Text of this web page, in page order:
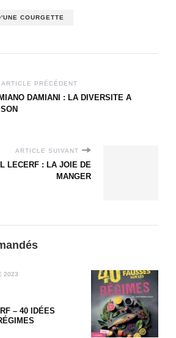
COURGETTE
ARTICLE PRÉCÉDENT
DAMIANI : LA DIVERSITE A
ARTICLE SUIVANT
LECERF : LA JOIE DE
MANGER
2023
– 40 IDÉES